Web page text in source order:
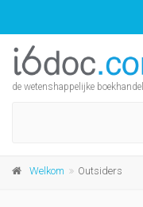
de wetenshappelijke boekhandel
Welkom Outsiders